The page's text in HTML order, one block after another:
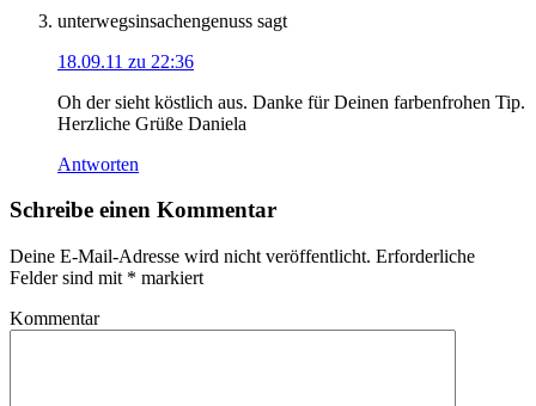
unterwegsinsachengenuss sagt
18.09.11 zu 22:36
Oh der sieht köstlich aus. Danke für Deinen farbenfrohen Tip.
Herzliche Grüße Daniela
Antworten
Schreibe einen Kommentar
Deine E-Mail-Adresse wird nicht veröffentlicht. Erforderliche
Felder sind mit * markiert
Kommentar